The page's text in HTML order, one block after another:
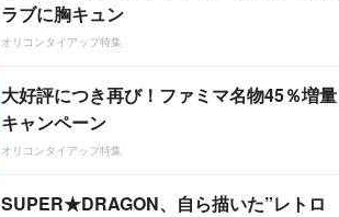
ラブに胸キュン
オリコンタイアップ特集
大好評につき再び！ファミマ名物45％増量
キャンペーン
オリコンタイアップ特集
SUPER★DRAGON、自ら描いた”レトロ